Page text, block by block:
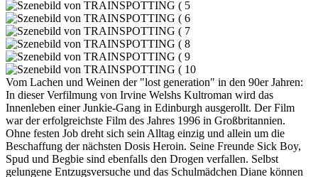
Vom Lachen und Weinen der "lost generation" in den 90er Jahren:
In dieser Verfilmung von Irvine Welshs Kultroman wird das
Innenleben einer Junkie-Gang in Edinburgh ausgerollt. Der Film
war der erfolgreichste Film des Jahres 1996 in Großbritannien.
Ohne festen Job dreht sich sein Alltag einzig und allein um die
Beschaffung der nächsten Dosis Heroin. Seine Freunde Sick Boy,
Spud und Begbie sind ebenfalls den Drogen verfallen. Selbst
gelungene Entzugsversuche und das Schulmädchen Diane können